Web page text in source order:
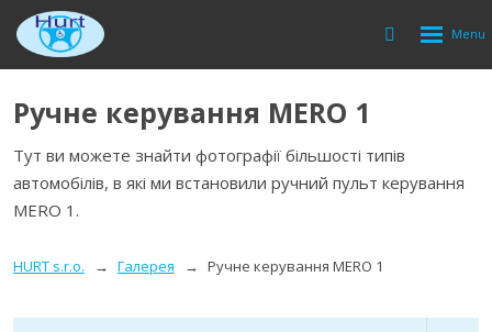
Vyhledávání
Rozbalení
Ручне керування MERO 1
Тут ви можете знайти фотографії більшості типів
автомобілів, в які ми встановили ручний пульт керування
MERO 1.
HURT s.r.o. Галерея Ручне керування MERO 1